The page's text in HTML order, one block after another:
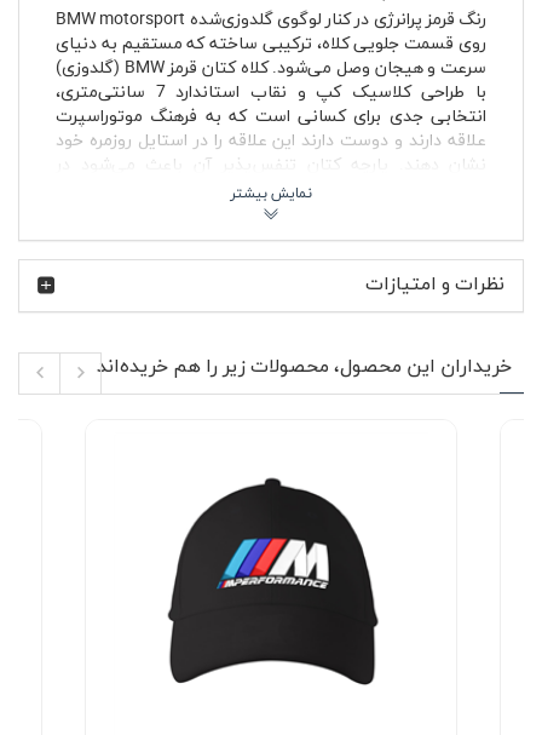
رنگ قرمز پرانرژی در کنار لوگوی گلدوزی‌شده BMW motorsport
روی قسمت جلویی کلاه، ترکیبی ساخته که مستقیم به دنیای
سرعت و هیجان وصل می‌شود. کلاه کتان قرمز BMW (گلدوزی)
با طراحی کلاسیک کپ و نقاب استاندارد 7 سانتی‌متری،
انتخابی جدی برای کسانی است که به فرهنگ موتوراسپرت
علاقه دارند و دوست دارند این علاقه را در استایل روزمره خود
نشان دهند. پارچه کتان تنفس‌پذیر آن باعث می‌شود در
استفاده طولانی‌مدت—چه هنگام رانندگی، چه در سفر یا
فعالیت فضای باز—احساس سنگینی نداشته باشید. این مدل با
قطر داخلی حدود 19 سانتی‌متر طراحی شده و به کمک بند
تنظیم سایز پشت کلاه، برای سایزهای مختلف قابل تنظیم
است و برای استفاده مشترک خانم‌ها و آقایان کاملاً مناسب
خواهد بود.
فرمول‌ها، حضوری پررنگ دارد و بخش BMW Motorsport
به‌عنوان شاخه مسابقه‌ای این برند آلمانی شناخته می‌شود.
ویژگی‌های محصول ⚙️
نوع محصول: کلاه کپ اسپرت مناسب استایل زنانه و
جنس: پارچه کتان مقاوم و تنفس‌پذیر
گلدوزی لوگوی BMW motorsport روی قسمت جلویی
قابلیت تنظیم سایز از پشت برای فیت بهتر روی سر
نظرات و امتیازات
خریداران این محصول، محصولات زیر را هم خریده‌اند